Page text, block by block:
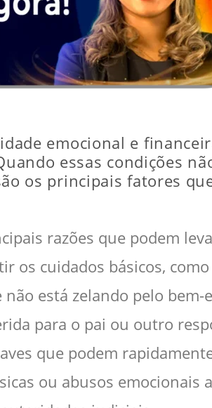
emocional e
essas condições
os principais fatores
razões que podem
os cuidados básicos,
está zelando pelo
para o pai ou outro
que podem
ou abusos emocionais